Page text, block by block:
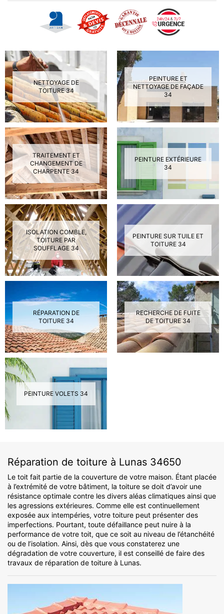
NETTOYAGE DE
TOITURE 34
PEINTURE ET
NETTOYAGE DE FAÇADE
34
TRAITEMENT ET
CHANGEMENT DE
CHARPENTE 34
PEINTURE EXTÉRIEURE
34
ISOLATION COMBLE,
TOITURE PAR
SOUFFLAGE 34
PEINTURE SUR TUILE ET
TOITURE 34
RÉPARATION DE
TOITURE 34
RECHERCHE DE FUITE
DE TOITURE 34
PEINTURE VOLETS 34
Réparation de toiture à Lunas 34650
Le toit fait partie de la couverture de votre maison. Étant placée
à l’extrémité de votre bâtiment, la toiture se doit d’avoir une
résistance optimale contre les divers aléas climatiques ainsi que
les agressions extérieures. Comme elle est continuellement
exposée aux intempéries, votre toiture peut présenter des
imperfections. Pourtant, toute défaillance peut nuire à la
performance de votre toit, que ce soit au niveau de l’étanchéité
ou de l’isolation. Ainsi, dès que vous constaterez une
dégradation de votre couverture, il est conseillé de faire des
travaux de réparation de toiture à Lunas.